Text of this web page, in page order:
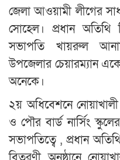
জেলা আওয়ামী লীগের
সোহেল। প্রধান
সভাপতি খায়রুল
উপজেলার চেয়ারম্যান
অনেকে।
২য় অধিবেশনে
ও পৌর বার্ড নার্সিং
সভাপতিত্বে , প্রধান